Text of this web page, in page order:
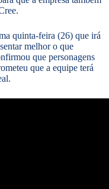
quinta-feira (26) que irá
melhor o que
que personagens
que a equipe terá